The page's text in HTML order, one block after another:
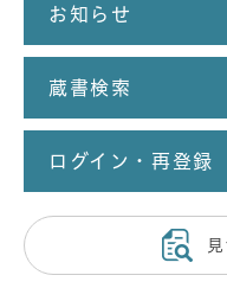
お知らせ
蔵書検索
ログイン・再登録